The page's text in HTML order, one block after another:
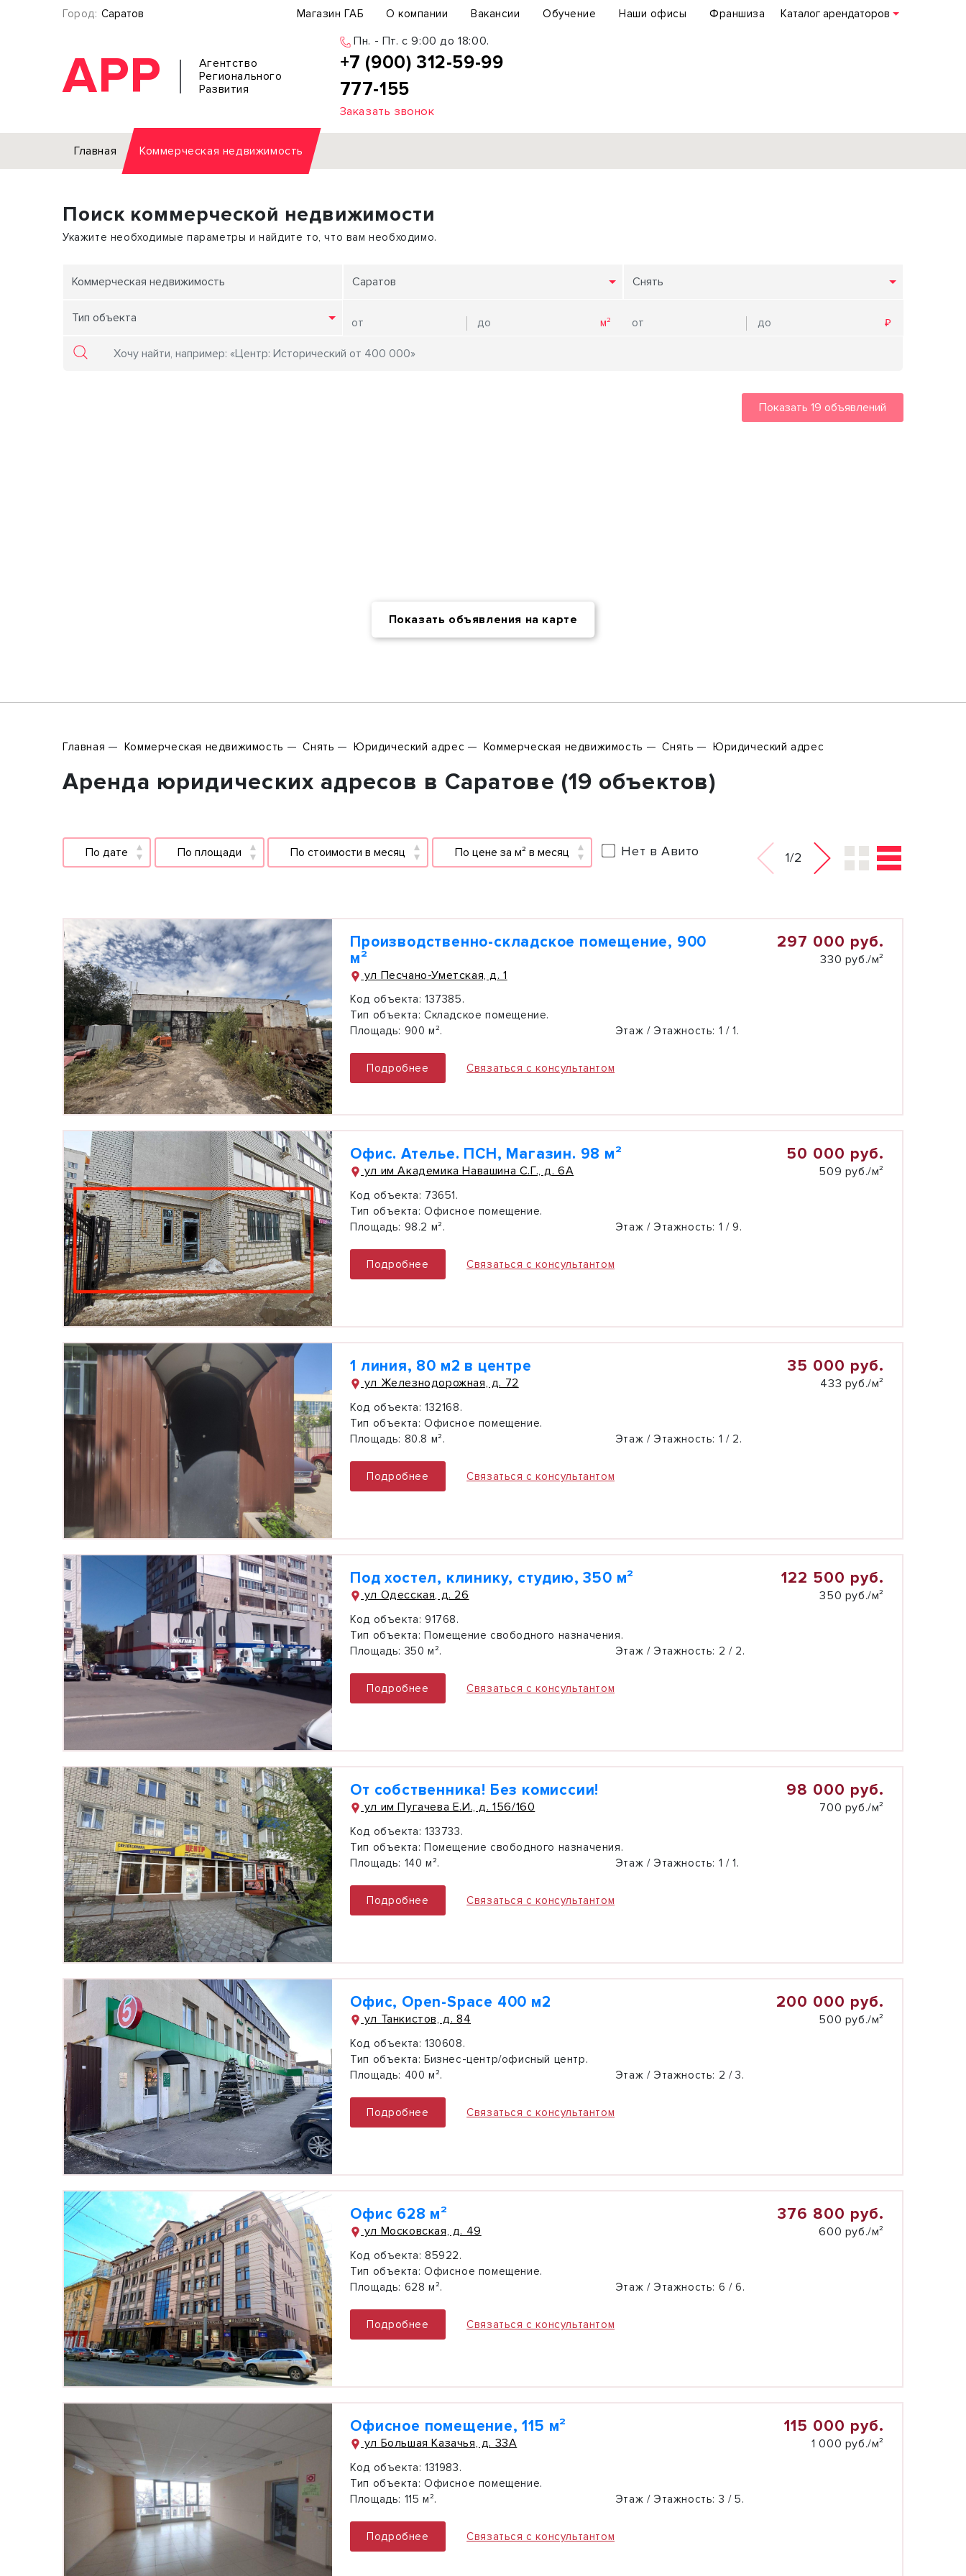
Город: Саратов Магазин ГАБ О компании Вакансии Обучение Наши офисы Франшиза Каталог арендаторов
АРР
Агентство
Регионального
Развития
Пн. - Пт. c 9:00 до 18:00.
+7 (900) 312-59-99
777-155
Заказать звонок
Главная Коммерческая недвижимость
Офис
Торговое помещение
Склад
Земельный участок
Отдельное здание
Бизнес-центр
Поиск коммерческой недвижимости
Укажите необходимые параметры и найдите то, что вам необходимо.
Коммерческая недвижимость Саратов Снять
Тип объекта
Показать 19 объявлений
Показать объявления на карте
Главная Коммерческая недвижимость Снять Юридический адрес Коммерческая недвижимость Снять Юридический адрес
Аренда юридических адресов в Саратове (19 объектов)
По дате По площади По стоимости в месяц По цене за м² в месяц Нет в Авито 1/2
Производственно-складское помещение, 900
м²
ул Песчано-Уметская, д. 1
297 000 руб.
330 руб./м²
Код объекта: 137385.
Тип объекта: Складское помещение.
Площадь: 900 м². Этаж / Этажность: 1 / 1.
Подробнее Связаться с консультантом
Офис. Ателье. ПСН, Магазин. 98 м²
ул им Академика Навашина С.Г., д. 6А
50 000 руб.
509 руб./м²
Код объекта: 73651.
Тип объекта: Офисное помещение.
Площадь: 98.2 м². Этаж / Этажность: 1 / 9.
Подробнее Связаться с консультантом
1 линия, 80 м2 в центре
ул Железнодорожная, д. 72
35 000 руб.
433 руб./м²
Код объекта: 132168.
Тип объекта: Офисное помещение.
Площадь: 80.8 м². Этаж / Этажность: 1 / 2.
Подробнее Связаться с консультантом
Под хостел, клинику, студию, 350 м²
ул Одесская, д. 26
122 500 руб.
350 руб./м²
Код объекта: 91768.
Тип объекта: Помещение свободного назначения.
Площадь: 350 м². Этаж / Этажность: 2 / 2.
Подробнее Связаться с консультантом
От собственника! Без комиссии!
ул им Пугачева Е.И., д. 156/160
98 000 руб.
700 руб./м²
Код объекта: 133733.
Тип объекта: Помещение свободного назначения.
Площадь: 140 м². Этаж / Этажность: 1 / 1.
Подробнее Связаться с консультантом
Офис, Open-Space 400 м2
ул Танкистов, д. 84
200 000 руб.
500 руб./м²
Код объекта: 130608.
Тип объекта: Бизнес-центр/офисный центр.
Площадь: 400 м². Этаж / Этажность: 2 / 3.
Подробнее Связаться с консультантом
Офис 628 м²
ул Московская, д. 49
376 800 руб.
600 руб./м²
Код объекта: 85922.
Тип объекта: Офисное помещение.
Площадь: 628 м². Этаж / Этажность: 6 / 6.
Подробнее Связаться с консультантом
Офисное помещение, 115 м²
ул Большая Казачья, д. 33А
115 000 руб.
1 000 руб./м²
Код объекта: 131983.
Тип объекта: Офисное помещение.
Площадь: 115 м². Этаж / Этажность: 3 / 5.
Подробнее Связаться с консультантом